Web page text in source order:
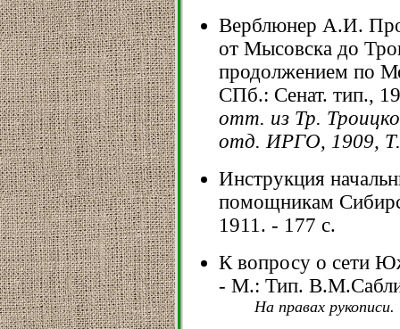
Верблюнер А.И.
от Мысовска до
продолжением по
СПб.: Сенат. тип.,
отт. из Тр.
отд. ИРГО, 1909,
Инструкция
помощникам
1911. - 177 с.
К вопросу о сети
- М.: Тип.
На правах рукописи.